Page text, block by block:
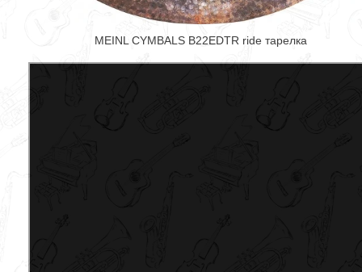
MEINL CYMBALS B22EDTR ride тарелка